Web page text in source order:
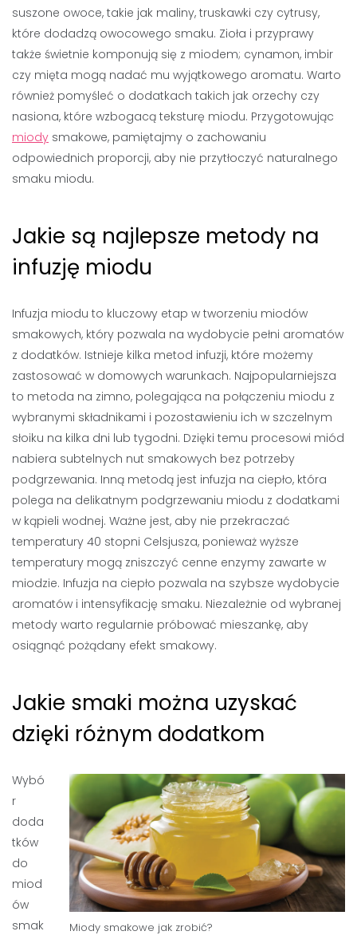
suszone owoce, takie jak maliny, truskawki czy cytrusy,
które dodadzą owocowego smaku. Zioła i przyprawy
także świetnie komponują się z miodem; cynamon, imbir
czy mięta mogą nadać mu wyjątkowego aromatu. Warto
również pomyśleć o dodatkach takich jak orzechy czy
nasiona, które wzbogacą teksturę miodu. Przygotowując
miody smakowe, pamiętajmy o zachowaniu
odpowiednich proporcji, aby nie przytłoczyć naturalnego
smaku miodu.
Jakie są najlepsze metody na
infuzję miodu
Infuzja miodu to kluczowy etap w tworzeniu miodów
smakowych, który pozwala na wydobycie pełni aromatów
z dodatków. Istnieje kilka metod infuzji, które możemy
zastosować w domowych warunkach. Najpopularniejsza
to metoda na zimno, polegająca na połączeniu miodu z
wybranymi składnikami i pozostawieniu ich w szczelnym
słoiku na kilka dni lub tygodni. Dzięki temu procesowi miód
nabiera subtelnych nut smakowych bez potrzeby
podgrzewania. Inną metodą jest infuzja na ciepło, która
polega na delikatnym podgrzewaniu miodu z dodatkami
w kąpieli wodnej. Ważne jest, aby nie przekraczać
temperatury 40 stopni Celsjusza, ponieważ wyższe
temperatury mogą zniszczyć cenne enzymy zawarte w
miodzie. Infuzja na ciepło pozwala na szybsze wydobycie
aromatów i intensyfikację smaku. Niezależnie od wybranej
metody warto regularnie próbować mieszankę, aby
osiągnąć pożądany efekt smakowy.
Jakie smaki można uzyskać
dzięki różnym dodatkom
Miody smakowe jak zrobić?
Wybó
r
doda
tków
do
miod
ów
smak